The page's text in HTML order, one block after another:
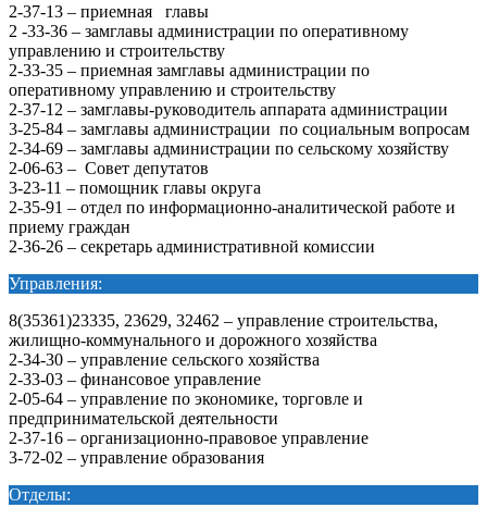
2-37-13 – приемная главы
2 -33-36 – замглавы администрации по оперативному
управлению и строительству
2-33-35 – приемная замглавы администрации по
оперативному управлению и строительству
2-37-12 – замглавы-руководитель аппарата администрации
3-25-84 – замглавы администрации по социальным вопросам
2-34-69 – замглавы администрации по сельскому хозяйству
2-06-63 – Совет депутатов
3-23-11 – помощник главы округа
2-35-91 – отдел по информационно-аналитической работе и
приему граждан
2-36-26 – секретарь административной комиссии
Управления:
8(35361)23335, 23629, 32462 – управление строительства,
жилищно-коммунального и дорожного хозяйства
2-34-30 – управление сельского хозяйства
2-33-03 – финансовое управление
2-05-64 – управление по экономике, торговле и
предпринимательской деятельности
2-37-16 – организационно-правовое управление
3-72-02 – управление образования
Отделы: